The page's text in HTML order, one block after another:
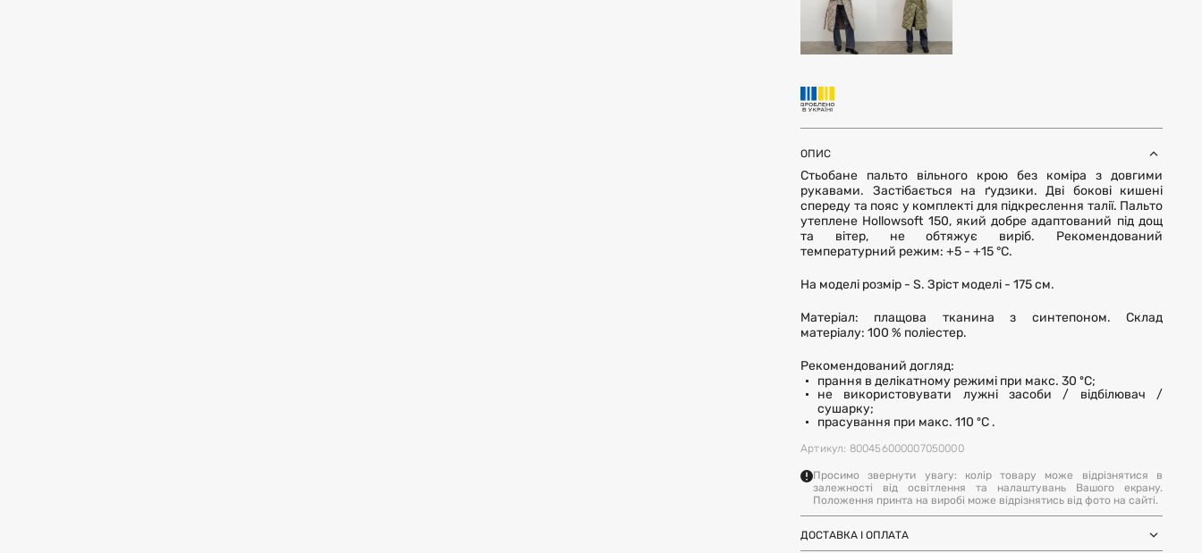
ОПИС
Стьобане пальто вільного крою без коміра з довгими
рукавами. Застібається на ґудзики. Дві бокові кишені
спереду та пояс у комплекті для підкреслення талії. Пальто
утеплене Hollowsoft 150, який добре адаптований під дощ
та вітер, не обтяжує виріб. Рекомендований
температурний режим: +5 - +15 °С.
На моделі розмір - S. Зріст моделі - 175 см.
Матеріал: плащова тканина з синтепоном. Склад
матеріалу: 100 % поліестер.
Рекомендований догляд:
прання в делікатному режимі при макс. 30 ºC;
не використовувати лужні засоби / відбілювач /
сушарку;
прасування при макс. 110 ºC .
Артикул: 800456000007050000
Просимо звернути увагу: колір товару може відрізнятися в
залежності від освітлення та налаштувань Вашого екрану.
Положення принта на виробі може відрізнятись від фото на сайті.
ДОСТАВКА І ОПЛАТА